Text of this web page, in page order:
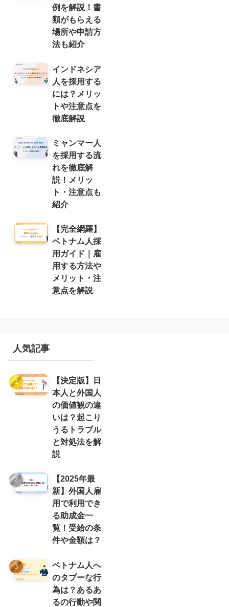
例を解説！書
類がもらえる
場所や申請方
法も紹介
インドネシア
人を採用する
には？メリッ
トや注意点を
徹底解説
ミャンマー人
を採用する流
れを徹底解
説！メリッ
ト・注意点も
紹介
【完全網羅】
ベトナム人採
用ガイド｜雇
用する方法や
メリット・注
意点を解説
人気記事
【決定版】日
本人と外国人
の価値観の違
いは？起こり
うるトラブル
と対処法を解
説
【2025年最
新】外国人雇
用で利用でき
る助成金一
覧！受給の条
件や金額は？
ベトナム人へ
のタブーな行
為は？あるあ
るの行動や関